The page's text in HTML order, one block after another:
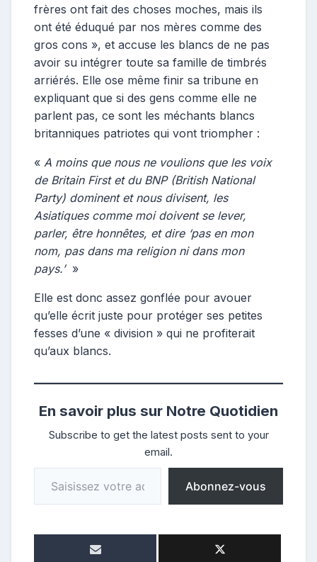
frères ont fait des choses moches, mais ils
ont été éduqué par nos mères comme des
gros cons », et accuse les blancs de ne pas
avoir su intégrer toute sa famille de timbrés
arriérés. Elle ose même finir sa tribune en
expliquant que si des gens comme elle ne
parlent pas, ce sont les méchants blancs
britanniques patriotes qui vont triompher :
« A moins que nous ne voulions que les voix
de Britain First et du BNP (British National
Party) dominent et nous divisent, les
Asiatiques comme moi doivent se lever,
parler, être honnêtes, et dire ‘pas en mon
nom, pas dans ma religion ni dans mon
pays.’ »
Elle est donc assez gonflée pour avouer
qu’elle écrit juste pour protéger ses petites
fesses d’une « division » qui ne profiterait
qu’aux blancs.
En savoir plus sur Notre Quotidien
Subscribe to get the latest posts sent to your
email.
Saisissez votre adresse e-mail…
Abonnez-vous